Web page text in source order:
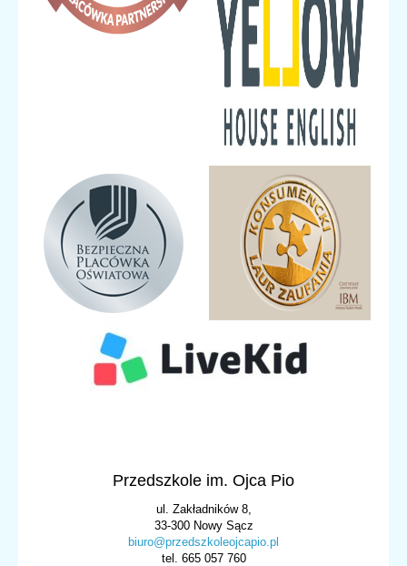
Przedszkole im. Ojca Pio
ul. Zakładników 8,
33-300 Nowy Sącz
biuro@przedszkoleojcapio.pl
tel. 665 057 760